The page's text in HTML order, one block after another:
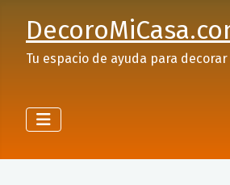
Tu espacio de ayuda para